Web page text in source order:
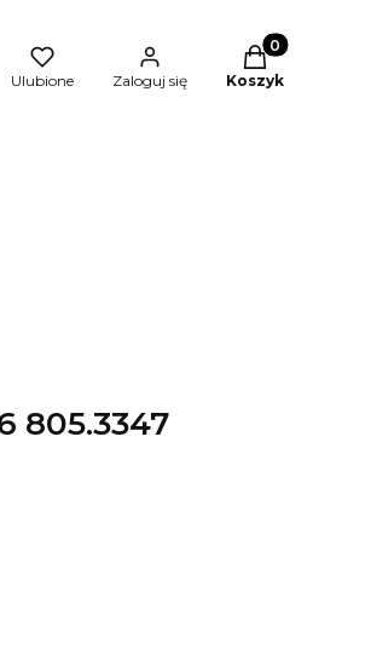
Ulubione Zaloguj się
Produkty w
Koszyk
805.3347